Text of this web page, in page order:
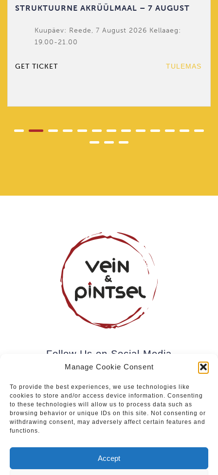
Manage Cookie Consent
To provide the best experiences, we use technologies like
cookies to store and/or access device information. Consenting
to these technologies will allow us to process data such as
browsing behavior or unique IDs on this site. Not consenting or
withdrawing consent, may adversely affect certain features and
functions.
Accept
STRUKTUURNE AKRÜÜLMAAL – 7 AUGUST
Kuupäev: Reede, 7 August 2026 Kellaaeg:
19.00-21.00
GET TICKET TULEMAS
Follow Us on Social Media
Subscribe to our newsletter.